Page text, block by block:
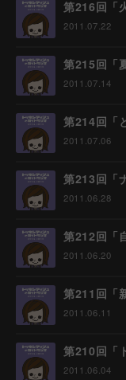
第216回「
2011.07.22
第215回「
2011.07.14
第214回「
2011.07.06
第213回「
2011.06.28
第212回「
2011.06.20
第211回「
2011.06.11
第210回「
2011.06.04